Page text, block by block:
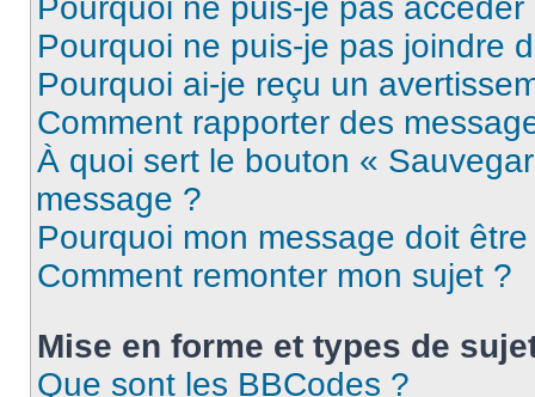
Pourquoi ne puis-je pas
Pourquoi ne puis-je pas joindre
Pourquoi ai-je reçu un
Comment rapporter des
À quoi sert le bouton «
message ?
Pourquoi mon message doit
Comment remonter mon sujet ?
Mise en forme et types de
Que sont les BBCodes ?